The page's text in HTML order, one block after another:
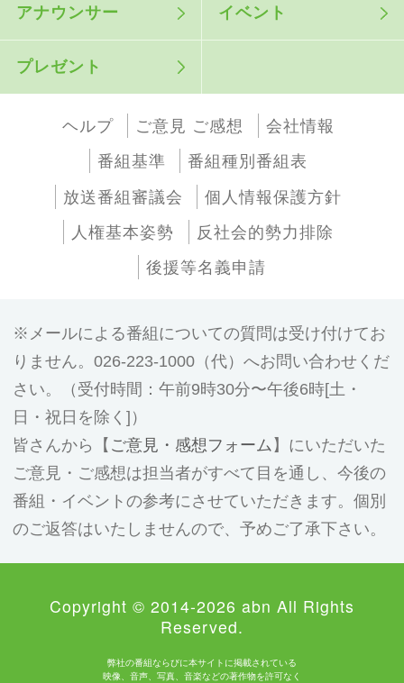
アナウンサー イベント
プレゼント
ヘルプ ご意見 ご感想
会社情報
番組基準
番組種別番組表
放送番組審議会
個人情報保護方針
人権基本姿勢
反社会的勢力排除
後援等名義申請
メールによる番組についての質問は受け付けてお
りません。026-223-1000（代）へお問い合わせくだ
さい。（受付時間：午前9時30分〜午後6時[土・
日・祝日を除く]）
皆さんから【 ご意見・感想フォーム 】にいただいた
ご意見・ご感想は担当者がすべて目を通し、今後の
番組・イベントの参考にさせていただきます。個別
のご返答はいたしませんので、予めご了承下さい。
Copyright © 2014-2026 abn All Rights
Reserved.
弊社の番組ならびに本サイトに掲載されている
映像、音声、写真、音楽などの著作物を許可なく